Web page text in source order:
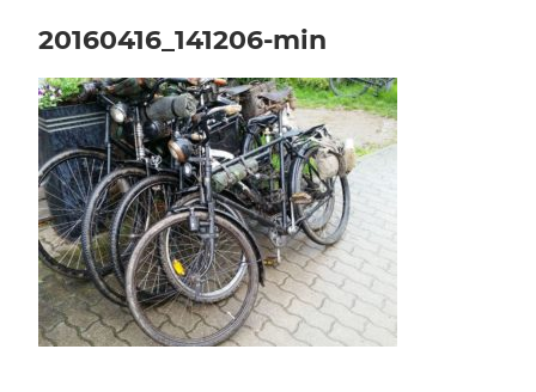
20160416_141206-min